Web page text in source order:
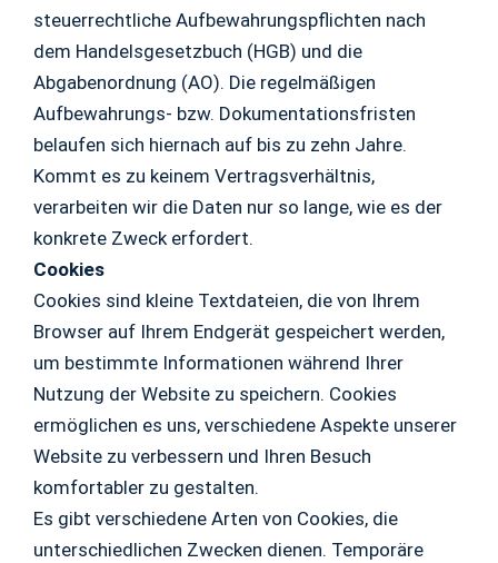
steuerrechtliche Aufbewahrungspflichten nach
dem Handelsgesetzbuch (HGB) und die
Abgabenordnung (AO). Die regelmäßigen
Aufbewahrungs- bzw. Dokumentationsfristen
belaufen sich hiernach auf bis zu zehn Jahre.
Kommt es zu keinem Vertragsverhältnis,
verarbeiten wir die Daten nur so lange, wie es der
konkrete Zweck erfordert.
Cookies
Cookies sind kleine Textdateien, die von Ihrem
Browser auf Ihrem Endgerät gespeichert werden,
um bestimmte Informationen während Ihrer
Nutzung der Website zu speichern. Cookies
ermöglichen es uns, verschiedene Aspekte unserer
Website zu verbessern und Ihren Besuch
komfortabler zu gestalten.
Es gibt verschiedene Arten von Cookies, die
unterschiedlichen Zwecken dienen. Temporäre